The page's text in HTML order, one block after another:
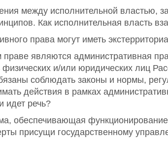
между исполнительной властью,
Как исполнительная власть
права могут иметь
являются административная
физических и/или юридических лиц
соблюдать законы и нормы,
действия в рамках
идет речь?
обеспечивающая
присущи государственному